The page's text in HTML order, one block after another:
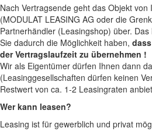
Nach Vertragsende geht das Objekt
(MODULAT LEASING AG oder die
Partnerhändler (Leasingshop) über.
Sie dadurch die Möglichkeit haben,
der Vertragslaufzeit zu übernehmen !
Wir als Eigentümer dürfen Ihnen dann
(Leasinggesellschaften dürfen keinen
Restwert von ca. 1-2 Leasingraten
Wer kann leasen?
Leasing ist für gewerblich und privat